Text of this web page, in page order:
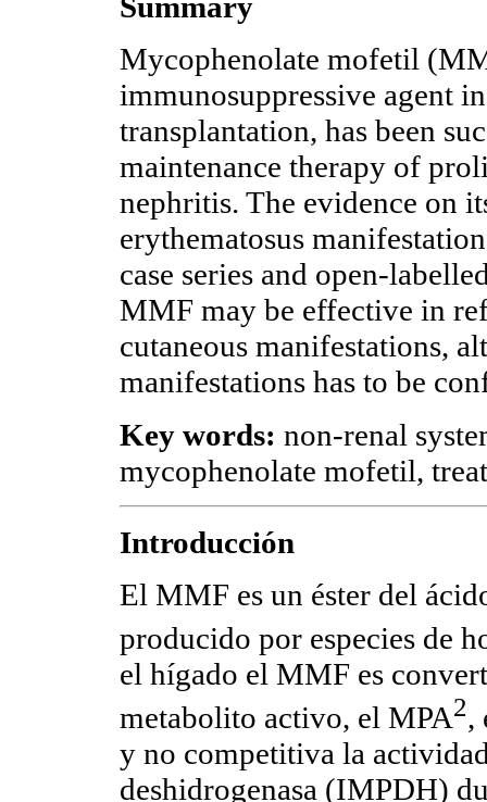
Mycophenolate mofetil
immunosuppressive agent
transplantation, has been
maintenance therapy of
nephritis. The evidence on
erythematosus
case series and open-
MMF may be effective in
cutaneous manifestations,
manifestations has to be
Key words: non-renal
mycophenolate mofetil,
Introducción
El MMF es un éster del
producido por especies de
el hígado el MMF es
metabolito activo, el MPA2,
y no competitiva la
deshidrogenasa (IMPDH)